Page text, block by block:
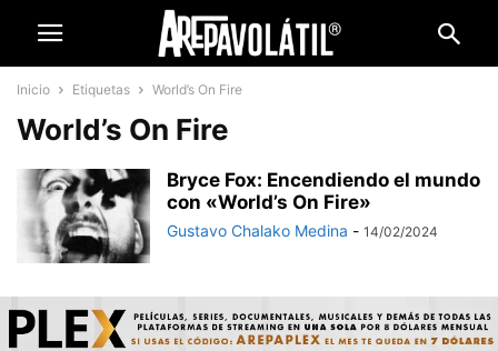
Inicio Etiquetas World’s On Fire
World’s On Fire
Bryce Fox: Encendiendo el mundo
con «World’s On Fire»
Gustavo Chalako Medina - 14/02/2024